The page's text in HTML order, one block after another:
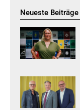
Neueste Beiträge